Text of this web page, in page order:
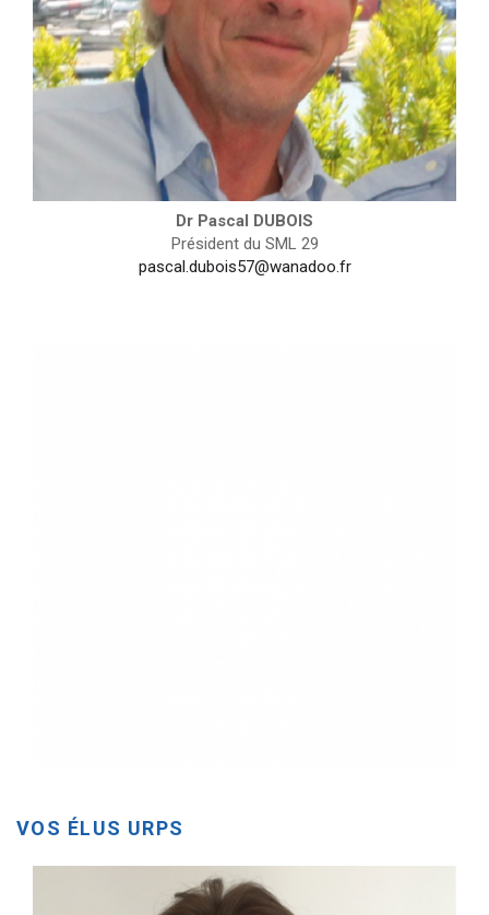
Dr Pascal DUBOIS
Président du SML 29
pascal.dubois57@wanadoo.fr
VOS ÉLUS URPS